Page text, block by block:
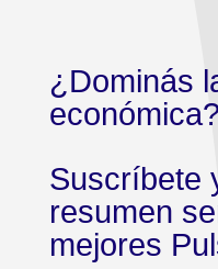
¿Dominás
económica?
Suscríbete
resumen
mejores